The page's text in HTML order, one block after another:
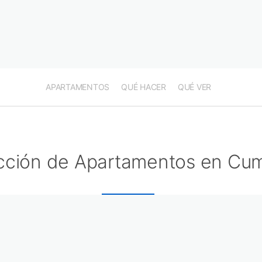
APARTAMENTOS QUÉ HACER QUÉ VER
de Apartamentos en